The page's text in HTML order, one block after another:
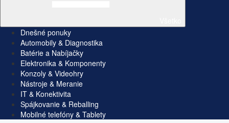
Dnešné ponuky
Automobily & Diagnostika
Batérie a Nabíjačky
Elektronika & Komponenty
Konzoly & Videohry
Nástroje & Meranie
IT & Konektivita
Spájkovanie & Reballing
Mobilné telefóny & Tablety